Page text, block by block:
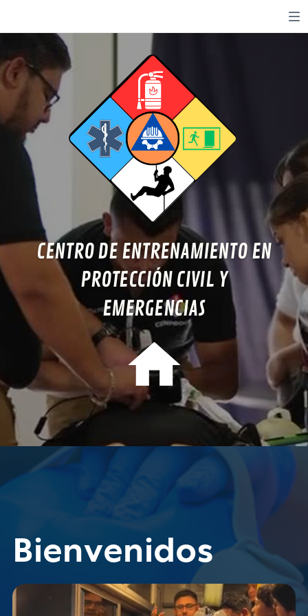
CENTRO DE ENTRENAMIENTO EN
PROTECCIÓN CIVIL Y
EMERGENCIAS
Bienvenidos